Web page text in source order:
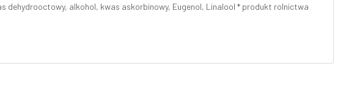
dehydrooctowy, alkohol, kwas askorbinowy, Eugenol, Linalool * produkt rolnictwa